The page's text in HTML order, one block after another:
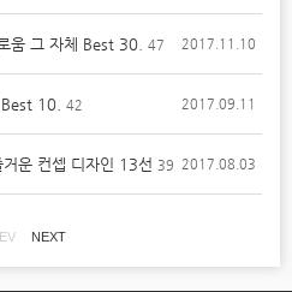
움 그 자체 Best 30. 47 2017.11.10
10. 42 2017.09.11
운 컨셉 디자인 13선 39 2017.08.03
NEXT